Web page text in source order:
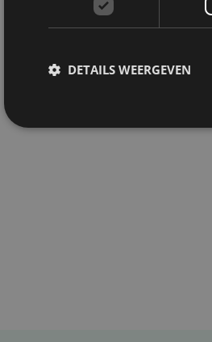
DETAILS WEERGEVEN